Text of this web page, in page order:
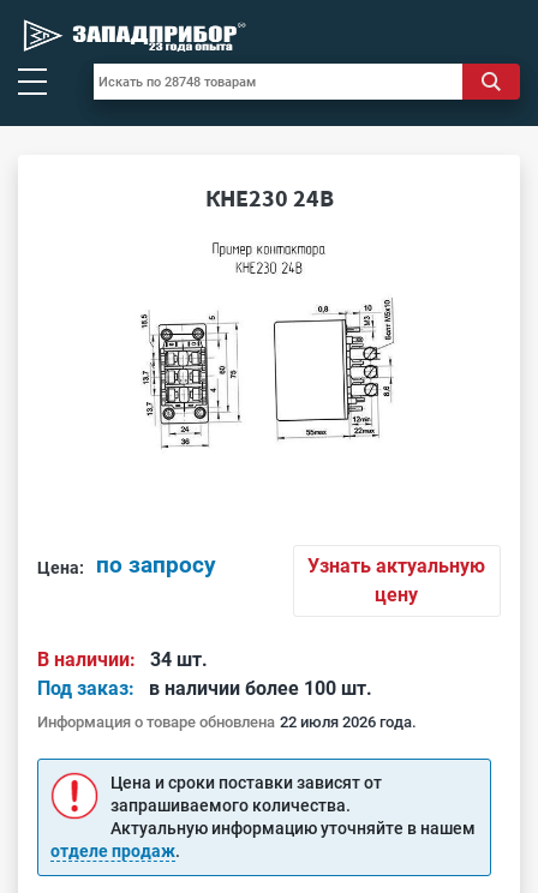
КНЕ230 24В
Цена: по запросу
Узнать актуальную
цену
В наличии:
34 шт.
Под заказ:
в наличии более 100 шт.
Информация о товаре обновлена 22 июля 2026 года.
Цена и сроки поставки зависят от
запрашиваемого количества.
Актуальную информацию уточняйте в нашем
отделе продаж.